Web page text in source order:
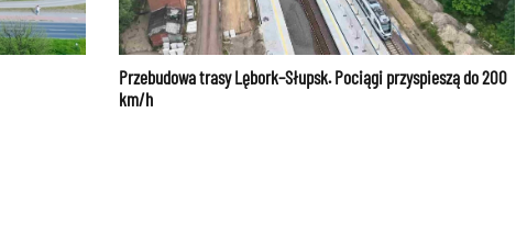
Przebudowa trasy Lębork–Słupsk. Pociągi przyspieszą do 200
km/h